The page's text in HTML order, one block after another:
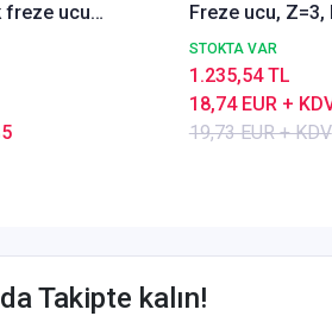
freze ucu
Freze ucu, Z=3,
STOKTA VAR
19,73 EUR + KDV
18,74 EUR +
1.235,54 TL
Takipte kalın!